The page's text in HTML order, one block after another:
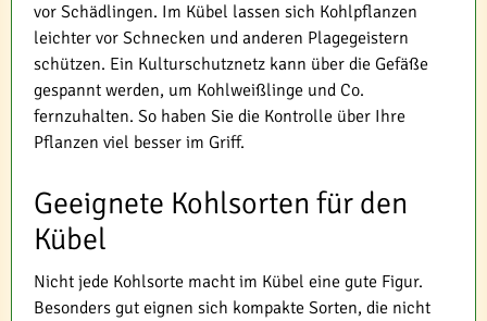
vor Schädlingen. Im Kübel lassen sich Kohlpflanzen
leichter vor Schnecken und anderen Plagegeistern
schützen. Ein Kulturschutznetz kann über die Gefäße
gespannt werden, um Kohlweißlinge und Co.
fernzuhalten. So haben Sie die Kontrolle über Ihre
Pflanzen viel besser im Griff.
Geeignete Kohlsorten für den
Kübel
Nicht jede Kohlsorte macht im Kübel eine gute Figur.
Besonders gut eignen sich kompakte Sorten, die nicht